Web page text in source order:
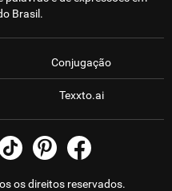
Brasil.
Conjugação
Texxto.ai
os direitos reservados.